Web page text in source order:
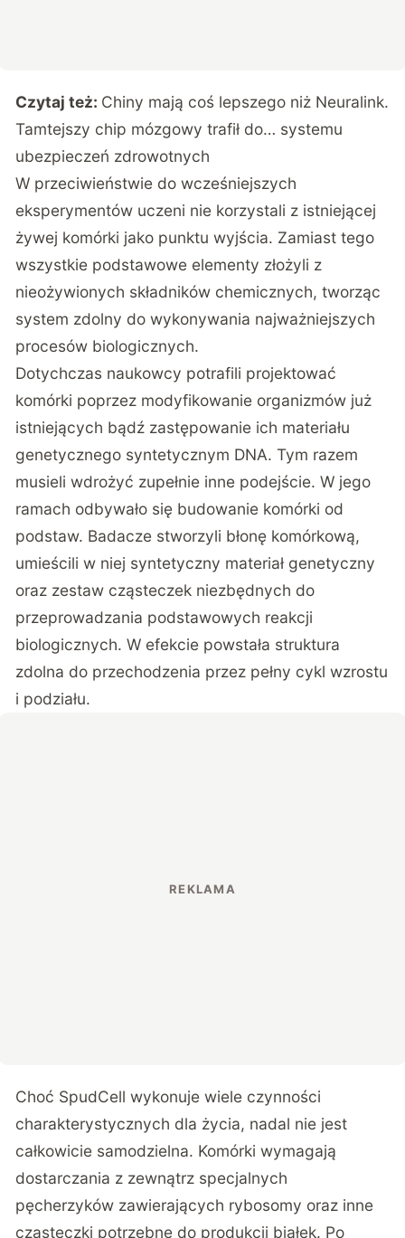
Czytaj też: Chiny mają coś lepszego niż Neuralink.
Tamtejszy chip mózgowy trafił do… systemu
ubezpieczeń zdrowotnych
W przeciwieństwie do wcześniejszych
eksperymentów uczeni nie korzystali z istniejącej
żywej komórki jako punktu wyjścia. Zamiast tego
wszystkie podstawowe elementy złożyli z
nieożywionych składników chemicznych, tworząc
system zdolny do wykonywania najważniejszych
procesów biologicznych.
Dotychczas naukowcy potrafili projektować
komórki poprzez modyfikowanie organizmów już
istniejących bądź zastępowanie ich materiału
genetycznego syntetycznym DNA. Tym razem
musieli wdrożyć zupełnie inne podejście. W jego
ramach odbywało się budowanie komórki od
podstaw. Badacze stworzyli błonę komórkową,
umieścili w niej syntetyczny materiał genetyczny
oraz zestaw cząsteczek niezbędnych do
przeprowadzania podstawowych reakcji
biologicznych. W efekcie powstała struktura
zdolna do przechodzenia przez pełny cykl wzrostu
i podziału.
Choć SpudCell wykonuje wiele czynności
charakterystycznych dla życia, nadal nie jest
całkowicie samodzielna. Komórki wymagają
dostarczania z zewnątrz specjalnych
pęcherzyków zawierających rybosomy oraz inne
cząsteczki potrzebne do produkcji białek. Po